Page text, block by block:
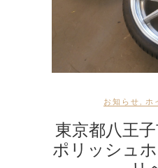
お知らせ ホ
東京都八王
ポリッシュ